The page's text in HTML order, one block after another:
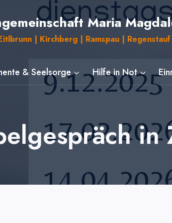
Maria
| Kirchberg | Ramspau |
& Seelsorge Hilfe in Not
in